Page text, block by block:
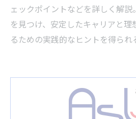
ェックポイントなどを詳しく解
を見つけ、安定したキャリアと
るための実践的なヒントを得られ